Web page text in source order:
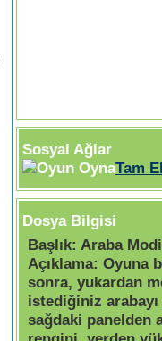
Sosyal Ağlar
Tam
Dosya Bilgisi
Başlık: Araba
Açıklama: Oyuna
sonra, yukardan
istediğiniz
sağdaki panelden